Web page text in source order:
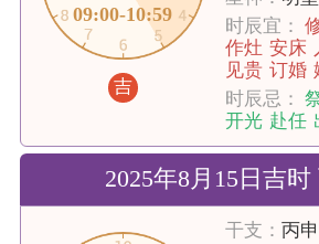
09:00-10:59
吉
时辰宜：
作灶 安床
见贵 订婚
时辰忌：
开光 赴任
2025年8月15日吉
干支：丙